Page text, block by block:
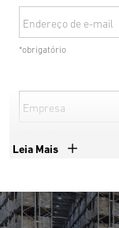
Endereço de e-mail
*obrigatório
Empresa
*obrigatório
Leia Mais